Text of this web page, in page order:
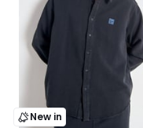
New in